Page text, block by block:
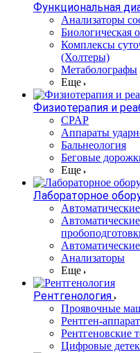
Функциональная
Анализаторы
Биологическая
Комплексы
(Холтеры)
Метаболографы
Еще
Физиотерапия и
CPAP
Аппараты
Бальнеология
Беговые
Еще
Лабораторное
Анализаторы
Еще
Рентгенология
Проявочные
Рентген-
Рентгеновские
Цифровые